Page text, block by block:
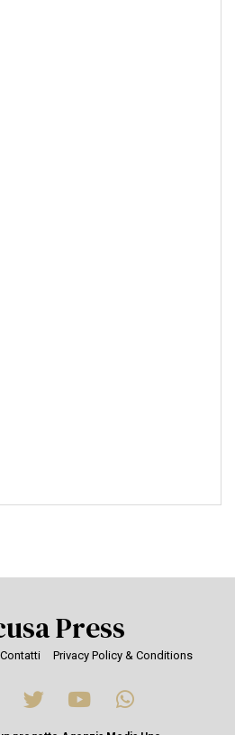
Press
Privacy Policy & Conditions